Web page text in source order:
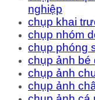
nghiệp
chụp khai
chụp nhóm
chụp phóng
chụp ảnh bé
chụp ảnh
chụp ảnh